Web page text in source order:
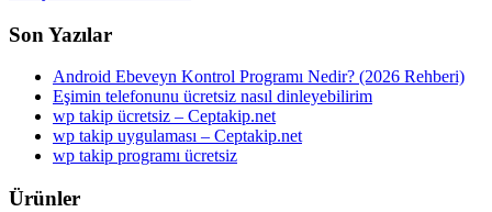
Son Yazılar
Android Ebeveyn Kontrol Programı Nedir? (2026 Rehberi)
Eşimin telefonunu ücretsiz nasıl dinleyebilirim
wp takip ücretsiz – Ceptakip.net
wp takip uygulaması – Ceptakip.net
wp takip programı ücretsiz
Ürünler